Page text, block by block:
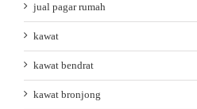
jual pagar rumah
kawat
kawat bendrat
kawat bronjong